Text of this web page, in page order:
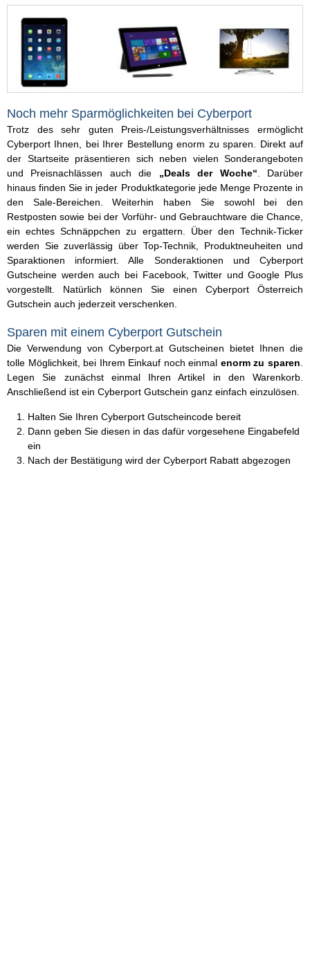
Noch mehr Sparmöglichkeiten bei Cyberport
Trotz des sehr guten Preis-/Leistungsverhältnisses ermöglicht
Cyberport Ihnen, bei Ihrer Bestellung enorm zu sparen. Direkt auf
der Startseite präsentieren sich neben vielen Sonderangeboten
und Preisnachlässen auch die „Deals der Woche“ . Darüber
hinaus finden Sie in jeder Produktkategorie jede Menge Prozente in
den Sale-Bereichen. Weiterhin haben Sie sowohl bei den
Restposten sowie bei der Vorführ- und Gebrauchtware die Chance,
ein echtes Schnäppchen zu ergattern. Über den Technik-Ticker
werden Sie zuverlässig über Top-Technik, Produktneuheiten und
Sparaktionen informiert. Alle Sonderaktionen und Cyberport
Gutscheine werden auch bei Facebook, Twitter und Google Plus
vorgestellt. Natürlich können Sie einen Cyberport Österreich
Gutschein auch jederzeit verschenken.
Sparen mit einem Cyberport Gutschein
Die Verwendung von Cyberport.at Gutscheinen bietet Ihnen die
tolle Möglichkeit, bei Ihrem Einkauf noch einmal enorm zu sparen
Legen Sie zunächst einmal Ihren Artikel in den Warenkorb.
Anschließend ist ein Cyberport Gutschein ganz einfach einzulösen.
Halten Sie Ihren Cyberport Gutscheincode bereit
Dann geben Sie diesen in das dafür vorgesehene Eingabefeld
ein
Nach der Bestätigung wird der Cyberport Rabatt abgezogen